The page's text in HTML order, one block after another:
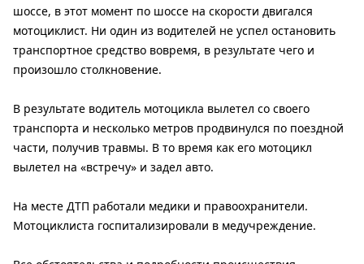
шоссе, в этот момент по шоссе на скорости двигался
мотоциклист. Ни один из водителей не успел остановить
транспортное средство вовремя, в результате чего и
произошло столкновение.
В результате водитель мотоцикла вылетел со своего
транспорта и несколько метров продвинулся по поездной
части, получив травмы. В то время как его мотоцикл
вылетел на «встречу» и задел авто.
На месте ДТП работали медики и правоохранители.
Мотоциклиста госпитализировали в медучреждение.